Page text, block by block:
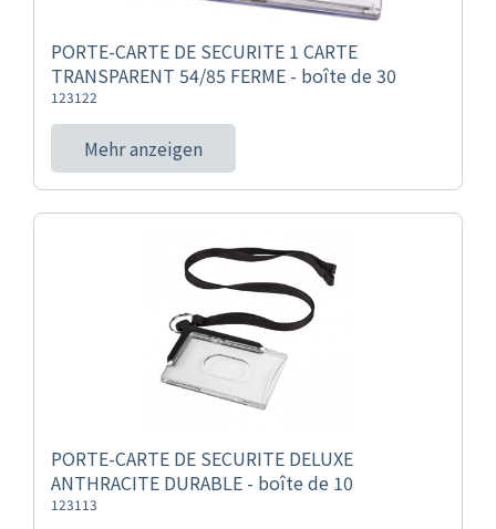
PORTE-CARTE DE SECURITE 1 CARTE
TRANSPARENT 54/85 FERME - boîte de 30
123122
Mehr anzeigen
PORTE-CARTE DE SECURITE DELUXE
ANTHRACITE DURABLE - boîte de 10
123113